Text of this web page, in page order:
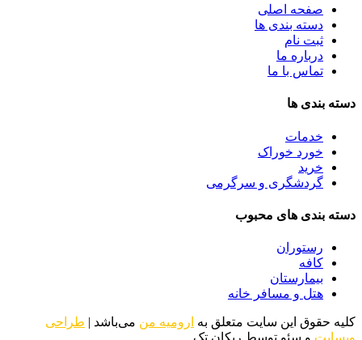
صفحه اصلی
دسته بندی ها
ثبت نام
درباره ما
تماس با ما
دسته بندی ها
خدمات
خورد خوراک
خرید
گردشگری و سرگرمی
دسته بندی های محبوب
رستوران
کافه
بیمارستان
هتل و مسافر خانه
کلیه حقوق این سایت متعلق به ارومیه من می‌باشد | طراحی